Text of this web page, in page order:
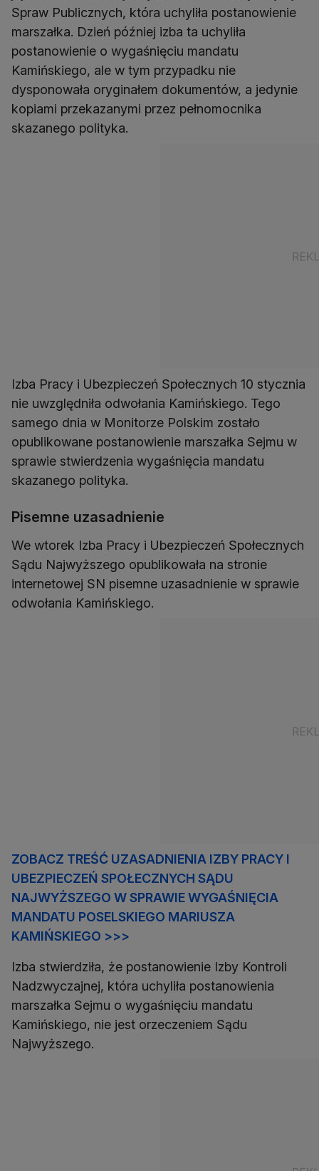
Spraw Publicznych, która uchyliła postanowienie
marszałka. Dzień później izba ta uchyliła
postanowienie o wygaśnięciu mandatu
Kamińskiego, ale w tym przypadku nie
dysponowała oryginałem dokumentów, a jedynie
kopiami przekazanymi przez pełnomocnika
skazanego polityka.
Izba Pracy i Ubezpieczeń Społecznych 10 stycznia
nie uwzględniła odwołania Kamińskiego. Tego
samego dnia w Monitorze Polskim zostało
opublikowane postanowienie marszałka Sejmu w
sprawie stwierdzenia wygaśnięcia mandatu
skazanego polityka.
Pisemne uzasadnienie
We wtorek Izba Pracy i Ubezpieczeń Społecznych
Sądu Najwyższego opublikowała na stronie
internetowej SN pisemne uzasadnienie w sprawie
odwołania Kamińskiego.
ZOBACZ TREŚĆ UZASADNIENIA IZBY PRACY I
UBEZPIECZEŃ SPOŁECZNYCH SĄDU
NAJWYŻSZEGO W SPRAWIE WYGAŚNIĘCIA
MANDATU POSELSKIEGO MARIUSZA
KAMIŃSKIEGO >>>
Izba stwierdziła, że postanowienie Izby Kontroli
Nadzwyczajnej, która uchyliła postanowienia
marszałka Sejmu o wygaśnięciu mandatu
Kamińskiego, nie jest orzeczeniem Sądu
Najwyższego.